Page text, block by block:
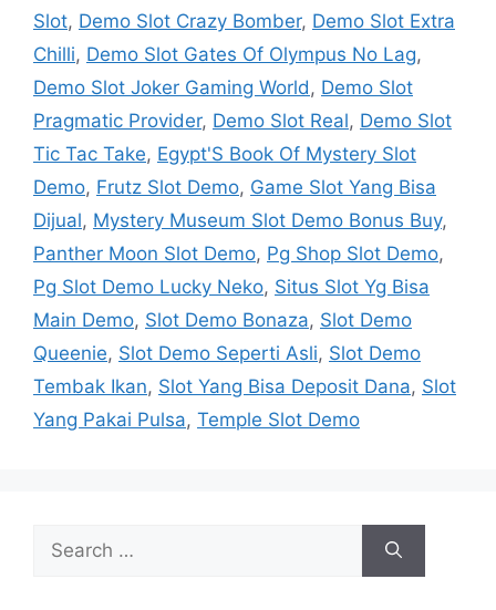
Slot, Demo Slot Crazy Bomber, Demo Slot Extra
Chilli, Demo Slot Gates Of Olympus No Lag,
Demo Slot Joker Gaming World , Demo Slot
Pragmatic Provider, Demo Slot Real, Demo Slot
Tic Tac Take, Egypt'S Book Of Mystery Slot
Demo, Frutz Slot Demo, Game Slot Yang Bisa
Dijual, Mystery Museum Slot Demo Bonus Buy,
Panther Moon Slot Demo, Pg Shop Slot Demo,
Pg Slot Demo Lucky Neko, Situs Slot Yg Bisa
Main Demo, Slot Demo Bonaza, Slot Demo
Queenie, Slot Demo Seperti Asli, Slot Demo
Tembak Ikan, Slot Yang Bisa Deposit Dana, Slot
Yang Pakai Pulsa, Temple Slot Demo
for: